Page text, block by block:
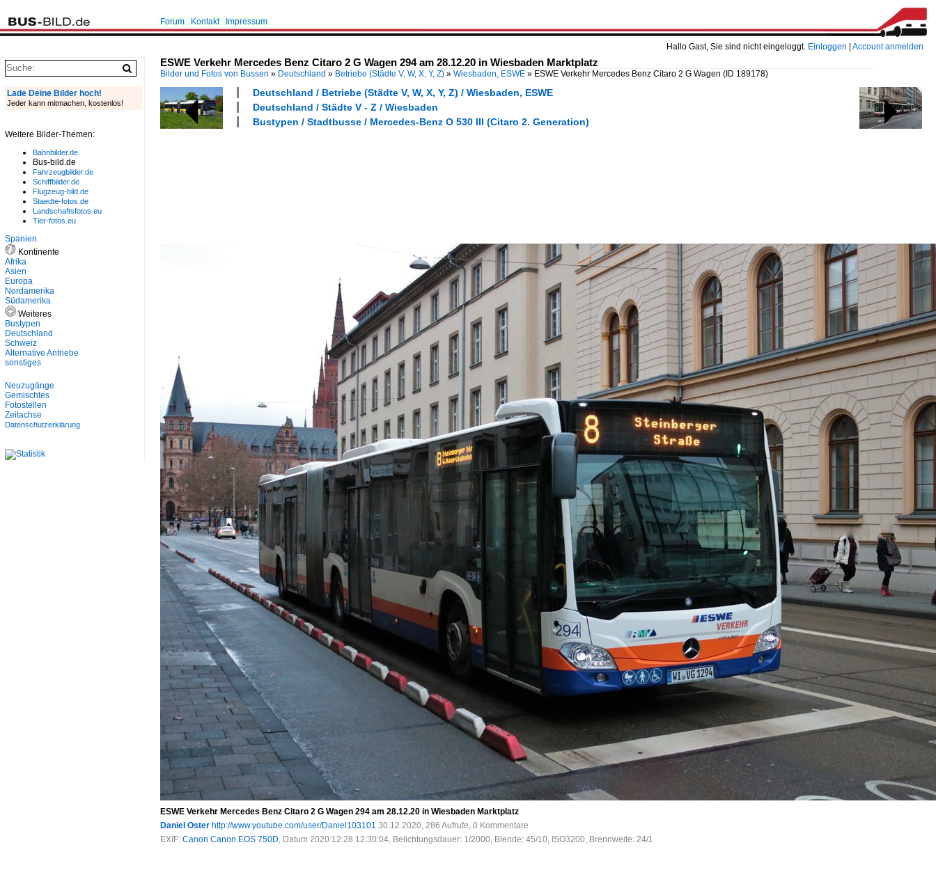
Hallo Gast, Sie sind nicht eingeloggt. Einloggen Account anmelden
Forum Kontakt Impressum
ESWE Verkehr Mercedes Benz Citaro 2 G Wagen 294 am 28.12.20 in Wiesbaden Marktplatz
Bilder und Fotos von Bussen » Deutschland » Betriebe (Städte V, W, X, Y, Z) » Wiesbaden, ESWE » ESWE Verkehr Mercedes Benz Citaro 2 G Wagen (ID 189178)
Deutschland / Betriebe (Städte V, W, X, Y, Z) / Wiesbaden, ESWE
Deutschland / Städte V - Z / Wiesbaden
Bustypen / Stadtbusse / Mercedes-Benz O 530 III (Citaro 2. Generation)
ESWE Verkehr Mercedes Benz Citaro 2 G Wagen 294 am 28.12.20 in Wiesbaden Marktplatz
Daniel Oster http://www.youtube.com/user/Daniel103101 30.12.2020, 286 Aufrufe, 0 Kommentare
EXIF: Canon Canon EOS 750D, Datum 2020:12:28 12:30:04, Belichtungsdauer: 1/2000, Blende: 45/10, ISO3200, Brennweite: 24/1
Lade Deine Bilder hoch!
Jeder kann mitmachen, kostenlos!
Weitere Bilder-Themen:
Bahnbilder.de
Bus-bild.de
Fahrzeugbilder.de
Schiffbilder.de
Flugzeug-bild.de
Staedte-fotos.de
Landschaftsfotos.eu
Tier-fotos.eu
Spanien
Kontinente
Afrika
Asien
Europa
Nordamerika
Südamerika
Weiteres
Bustypen
Deutschland
Schweiz
Alternative Antriebe
sonstiges
Neuzugänge
Gemischtes
Fotostellen
Zeitachse
Datenschutzerklärung